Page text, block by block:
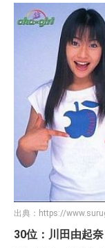
出典： https://
30位：川田由起奈